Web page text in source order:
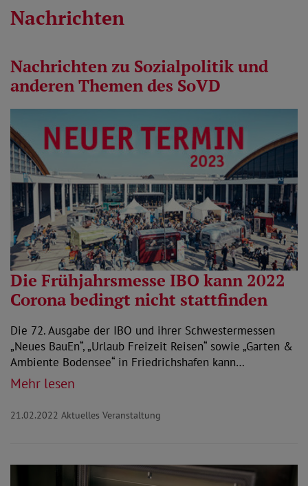
Nachrichten
Nachrichten zu Sozialpolitik und
anderen Themen des SoVD
Die Frühjahrsmesse IBO kann 2022
Corona bedingt nicht stattfinden
Die 72. Ausgabe der IBO und ihrer Schwestermessen
„Neues BauEn“, „Urlaub Freizeit Reisen“ sowie „Garten &
Ambiente Bodensee“ in Friedrichshafen kann…
Mehr lesen
21.02.2022 Aktuelles Veranstaltung